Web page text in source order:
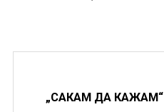
„САКАМ ДА КАЖАМ“